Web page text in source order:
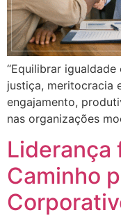
“Equilibrar
justiça, meritocracia
engajamento,
nas organizações
Liderança
Caminho